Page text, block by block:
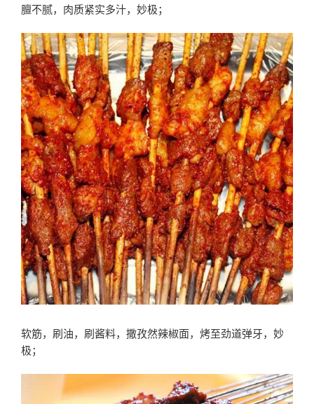
膻不腻，肉质紧实多汁，妙极；
软筋，刷油，刷酱料，撒孜然辣椒面，烤至劲道弹牙，妙
极；